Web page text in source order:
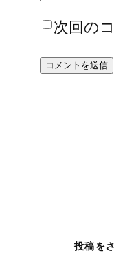
次回の
投稿を